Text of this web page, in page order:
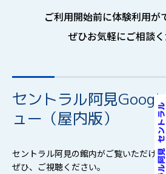
ご利用開始前に体験利用が
ぜひお気軽にご相談く
セントラル阿見
ュー（屋内版）
セントラル阿見の館内がご覧いただけ
ぜひ、ご視聴ください。